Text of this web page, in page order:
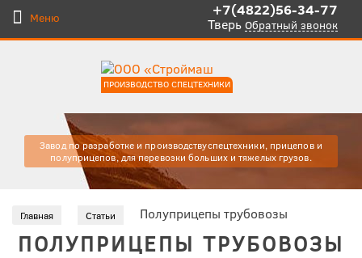
Меню +7(4822)56-34-77
Тверь Обратный звонок
ПРОИЗВОДСТВО СПЕЦТЕХНИКИ
Завод по разработке и производствуспецтехники, прицепов и
полуприцепов, дляперевозки больших и тяжелыхгрузов.
Главная Статьи Полуприцепы трубовозы
ПОЛУПРИЦЕПЫ ТРУБОВОЗЫ